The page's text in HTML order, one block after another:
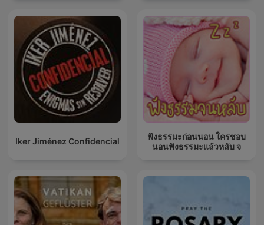
Iker Jiménez Confidencial
ฟังธรรมะก่อนนอน ใครชอบ
นอนฟังธรรมะแล้วหลับ จ